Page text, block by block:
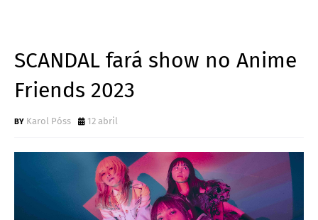
SCANDAL fará show no Anime
Friends 2023
Karol Póss 12 abril